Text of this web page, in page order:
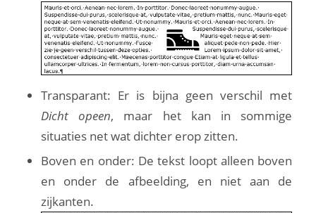
Transparant: Er is bijna geen verschil met
Dicht opeen, maar het kan in sommige
situaties net wat dichter erop zitten.
Boven en onder: De tekst loopt alleen boven
en onder de afbeelding, en niet aan de
zijkanten.